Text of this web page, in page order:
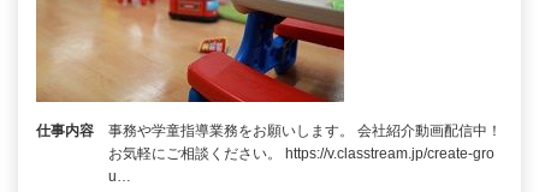
仕事内容
事務や学童指導業務をお願いします。 会社紹介動画配信中！
お気軽にご相談ください。 https://v.classtream.jp/create-gro
u…